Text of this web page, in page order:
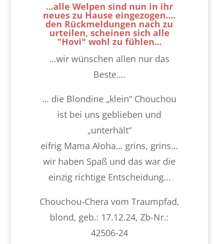
...alle Welpen sind nun in ihr
neues zu Hause eingezogen....
den Rückmeldungen nach zu
urteilen, scheinen sich alle
"Hovi" wohl zu fühlen...
…wir wünschen allen nur das
Beste….
… die Blondine „klein“ Chouchou
ist bei uns geblieben und
„unterhält“
eifrig Mama Aloha… grins, grins…
wir haben Spaß und das war die
einzig richtige Entscheidung…
Chouchou-Chera vom Traumpfad,
blond, geb.: 17.12.24, Zb-Nr.:
42506-24